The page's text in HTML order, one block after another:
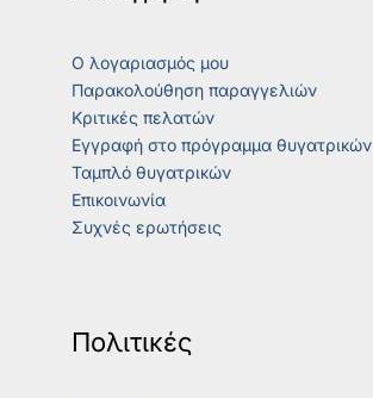
Ο λογαριασμός μου
Παρακολούθηση παραγγελιών
Κριτικές πελατών
Εγγραφή στο πρόγραμμα θυγατρικών
Ταμπλό θυγατρικών
Επικοινωνία
Συχνές ερωτήσεις
Πολιτικές